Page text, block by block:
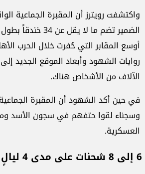
واكتشفت رويترز أن المقبرة الجماعية
الضمير تضم ما لا
أوسع المقابر التي حُفرت خلال الحرب
روايات الشهود وأبعاد الموقع الجديد
الآلاف من الأشخاص هناك.
في حين أكد الشهود أن المقبرة
وسجناء لقوا حتفهم في سجون الأسد
العسكرية.
6 إلى 8 شحنات على مدى 4 ليالٍ أسبوعياً